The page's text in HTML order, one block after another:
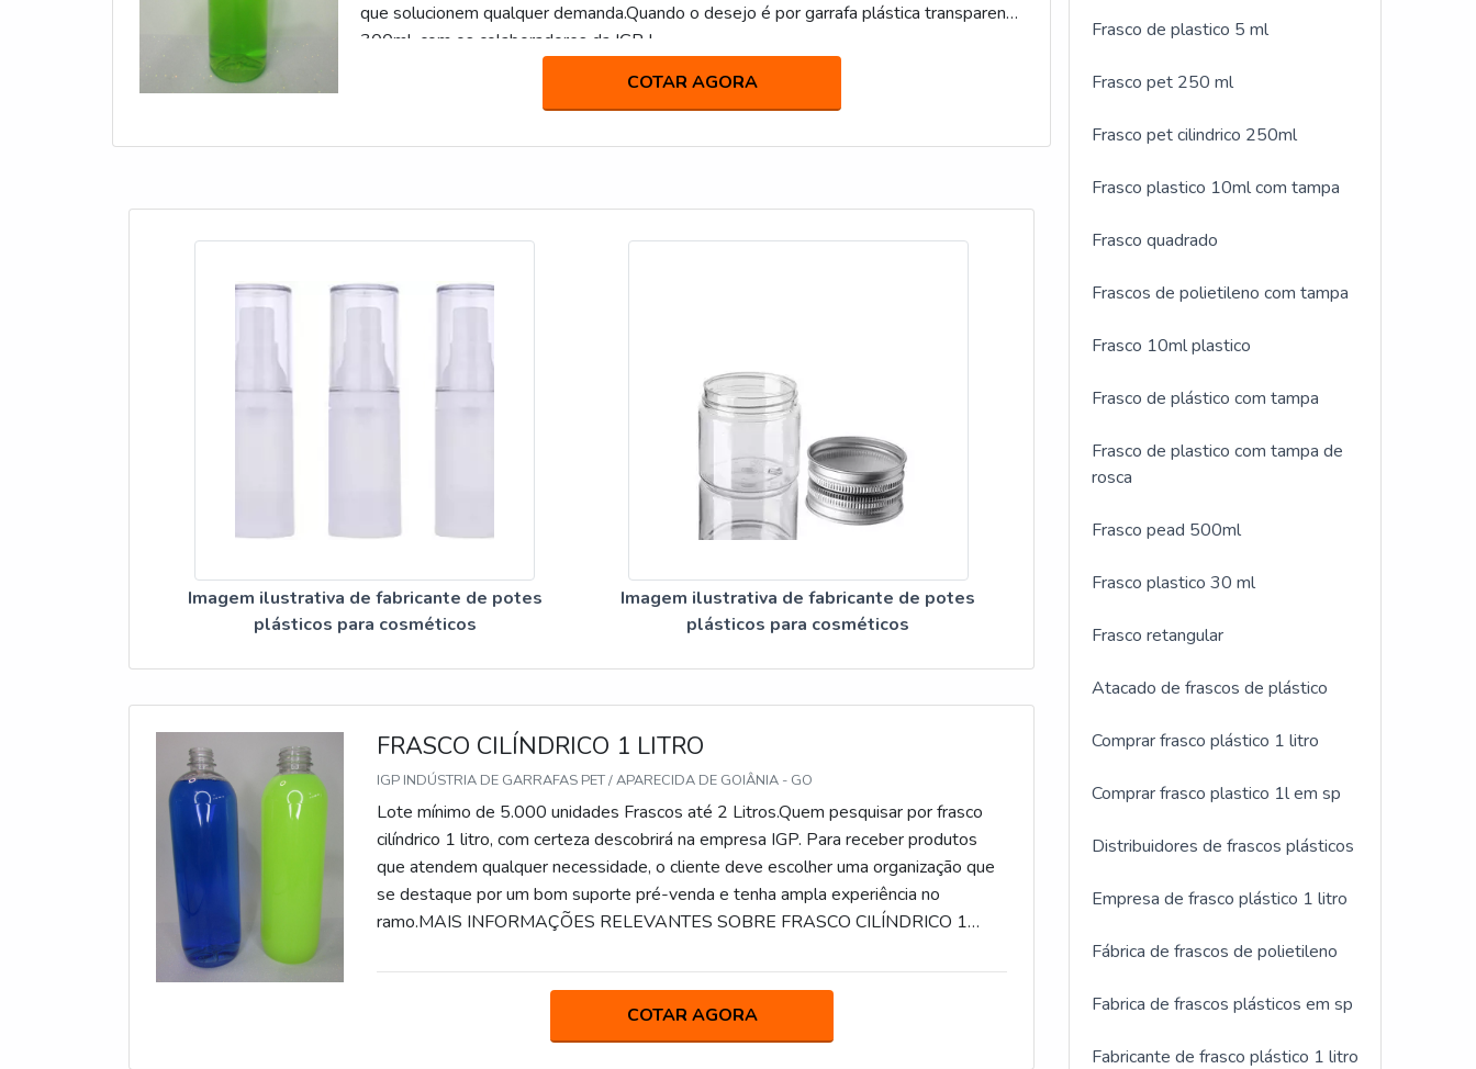
que solucionem qualquer demanda.Quando o desejo é por garrafa plástica transparente
300ml, com os colaboradores da IGP I...
COTAR AGORA
Imagem ilustrativa de fabricante de potes
plásticos para cosméticos
Imagem ilustrativa de fabricante de potes
plásticos para cosméticos
FRASCO CILÍNDRICO 1 LITRO
IGP INDÚSTRIA DE GARRAFAS PET / APARECIDA DE GOIÂNIA - GO
Lote mínimo de 5.000 unidades Frascos até 2 Litros.Quem pesquisar por frasco
cilíndrico 1 litro, com certeza descobrirá na empresa IGP. Para receber produtos
que atendem qualquer necessidade, o cliente deve escolher uma organização que
se destaque por um bom suporte pré-venda e tenha ampla experiência no
ramo.MAIS INFORMAÇÕES RELEVANTES SOBRE FRASCO CILÍNDRICO 1
comprometida com seus serviços, acha o site da IGP. Com grande know-how
focado em embalagem pet 2 litros e frasco para medicamentos, a companhia visa
COTAR AGORA
Frasco de plastico 5 ml
Frasco pet 250 ml
Frasco pet cilindrico 250ml
Frasco plastico 10ml com tampa
Frasco quadrado
Frascos de polietileno com tampa
Frasco 10ml plastico
Frasco de plástico com tampa
Frasco de plastico com tampa de
rosca
Frasco pead 500ml
Frasco plastico 30 ml
Frasco retangular
Atacado de frascos de plástico
Comprar frasco plástico 1 litro
Comprar frasco plastico 1l em sp
Distribuidores de frascos plásticos
Empresa de frasco plástico 1 litro
Fábrica de frascos de polietileno
Fabrica de frascos plásticos em sp
Fabricante de frasco plástico 1 litro